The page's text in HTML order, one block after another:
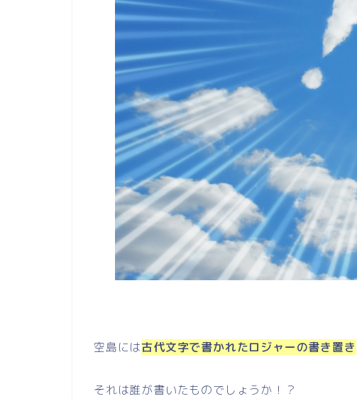
空島には古代文字で書かれたロジャーの書き置き
それは誰が書いたものでしょうか！？